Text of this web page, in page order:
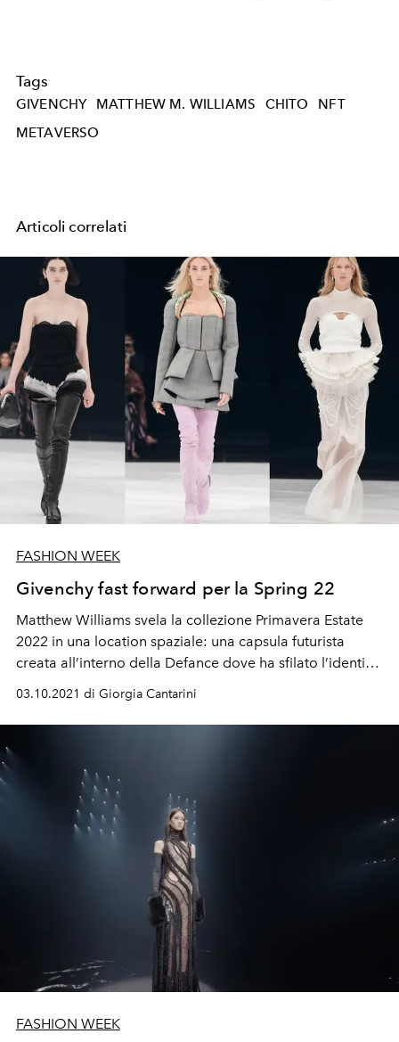
Tags
GIVENCHY MATTHEW M. WILLIAMS CHITO
NFT
METAVERSO
Articoli correlati
FASHION WEEK
Givenchy fast forward per la Spring 22
Matthew Williams svela la collezione Primavera Estate
2022 in una location spaziale: una capsula futurista
creata all’interno della Defance dove ha sfilato l’identità
tradizione e futuro
03.10.2021 di Giorgia Cantarini
FASHION WEEK